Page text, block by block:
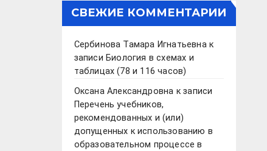
СВЕЖИЕ КОММЕНТАРИИ
Сербинова Тамара Игнатьевнак
записи Биология в схемах и
таблицах (78 и 116 часов)
Оксана Александровна к записи
Перечень учебников,
рекомендованных и (или)
допущенных к использованию в
образовательном процессе в